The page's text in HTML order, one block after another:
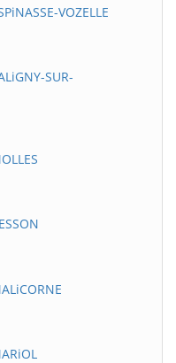
VOZELLE
SUR-